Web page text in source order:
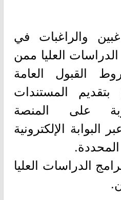
والراغبات في
العليا ممن
القبول العامة
بتقديم المستندات
على المنصة
الإلكترونية
الدراسات العليا